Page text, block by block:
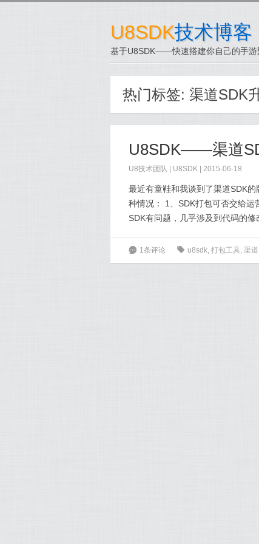
U8SDK技术博客
基于U8SDK——快速搭建你自己的手游
热门标签: 渠道SDK
U8SDK——渠道
U8技术团队 U8SDK | 2015-06-18
最近有童鞋和我谈到了渠道SDK
种情况： 1、SDK打包可否交给
SDK有问题，几乎涉及到代码的
6 1条评论 0 u8sdk, 打包工具, 渠